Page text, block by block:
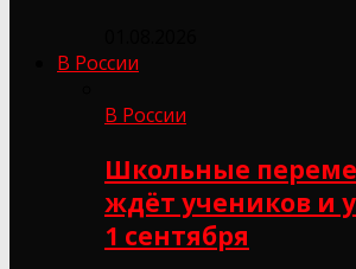
В России
В России
Школьные
ждёт учеников и
1 сентября